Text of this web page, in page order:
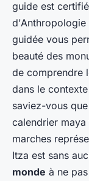
guide est
d'Anthropologie
guidée vous
beauté des
de comprendre
dans le
saviez-vous
calendrier
marches
Itza est sans
monde à ne